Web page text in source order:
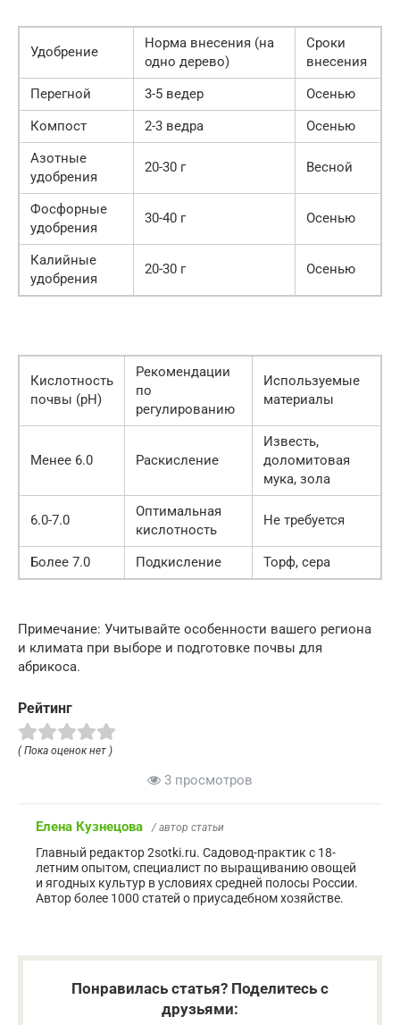
Удобрение
Норма внесения (на
одно дерево)
Сроки
внесения
Перегной
3-5 ведер
Осенью
Компост
2-3 ведра
Осенью
Азотные
удобрения
20-30 г Весной
Фосфорные
удобрения
30-40 г Осенью
Калийные
удобрения
20-30 г Осенью
Кислотность
почвы (pH)
Рекомендации
по
регулированию
Используемые
материалы
Менее 6.0 Раскисление
Известь,
доломитовая
мука, зола
6.0-7.0
Оптимальная
кислотность
Не требуется
Более 7.0 Подкисление Торф, сера
Примечание: Учитывайте особенности вашего региона
и климата при выборе и подготовке почвы для
абрикоса.
Рейтинг
( Пока оценок нет )
3 просмотров
Елена Кузнецова / автор статьи
Главный редактор 2sotki.ru. Садовод-практик с 18-
летним опытом, специалист по выращиванию овощей
и ягодных культур в условиях средней полосы России.
Автор более 1000 статей о приусадебном хозяйстве.
Понравилась статья? Поделитесь с
друзьями: